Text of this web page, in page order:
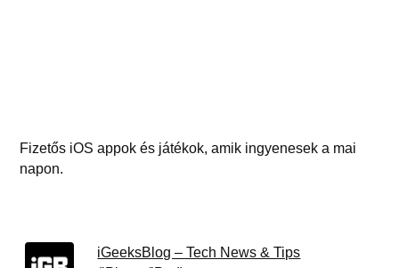
Fizetős iOS appok és játékok, amik ingyenesek a mai
napon.
iGeeksBlog – Tech News & Tips